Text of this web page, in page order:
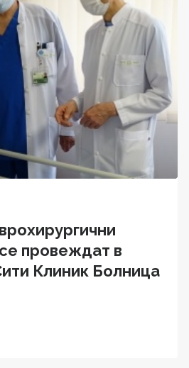
провеждат в
Клиник Болница